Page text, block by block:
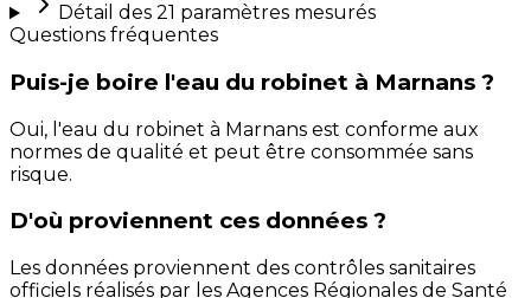
Détail des 21 paramètres mesurés
Questions fréquentes
Puis-je boire l'eau du robinet à Marnans ?
Oui, l'eau du robinet à Marnans est conforme aux
normes de qualité et peut être consommée sans
risque.
D'où proviennent ces données ?
Les données proviennent des contrôles sanitaires
officiels réalisés par les Agences Régionales de Santé